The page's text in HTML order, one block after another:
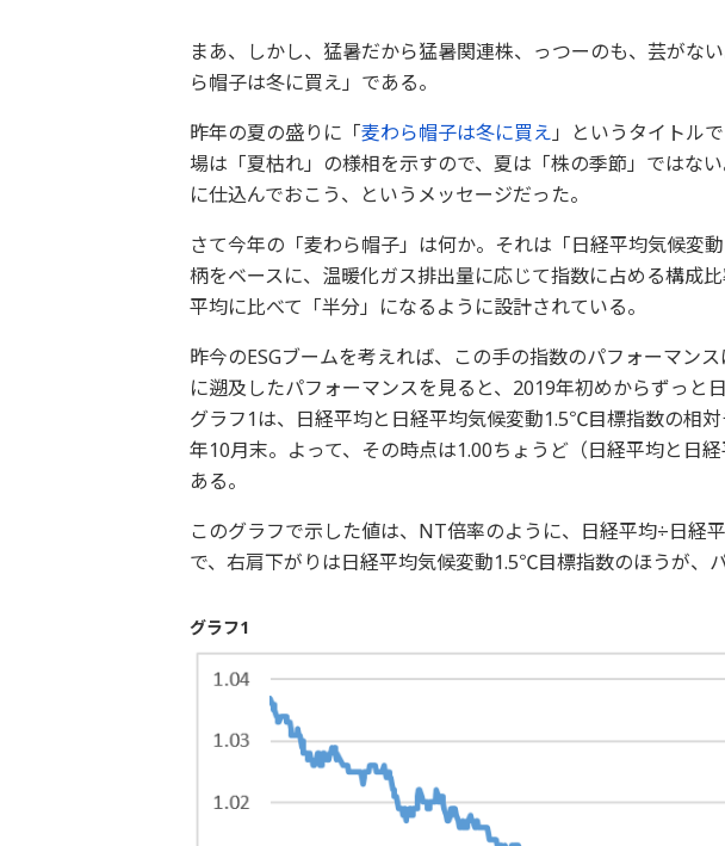
まあ、しかし、猛暑だから猛暑関連株、っつーのも、芸がな
ら帽子は冬に買え」である。
昨年の夏の盛りに「麦わら帽子は冬に買え 」というタイトル
場は「夏枯れ」の様相を示すので、夏は「株の季節」ではな
に仕込んでおこう、というメッセージだった。
さて今年の「麦わら帽子」は何か。それは「日経平均気候変
柄をベースに、温暖化ガス排出量に応じて指数に占める構成
平均に比べて「半分」になるように設計されている。
昨今のESGブームを考えれば、この手の指数のパフォーマン
に遡及したパフォーマンスを見ると、2019年初めからずっと
グラフ1は、日経平均と日経平均気候変動1.5℃目標指数の相
年10月末。よって、その時点は1.00ちょうど（日経平均と日
ある。
このグラフで示した値は、NT倍率のように、日経平均÷日経
で、右肩下がりは日経平均気候変動1.5℃目標指数のほうが、
グラフ1